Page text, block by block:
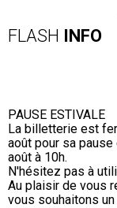
FLASH INFO
PAUSE ESTIVALE
La billetterie est
août pour sa
août à 10h.
N'hésitez pas à
Au plaisir de vous
vous souhaitons